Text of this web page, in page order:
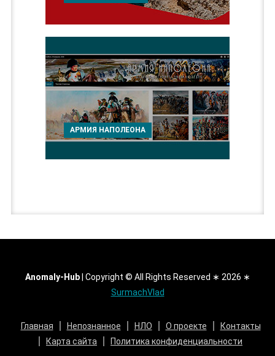
АРМИЯ НАПОЛЕОНА
Anomaly-Hub Copyright © All Rights Reserved ∗ 2026 ∗
SurmachVlad
Главная Непознанное НЛО О проекте
Контакты
Карта сайта
Политика конфиденциальности